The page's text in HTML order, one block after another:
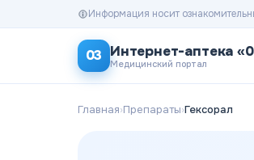
Информация носит
03 Интернет-аптека
Медицинский портал
Главная›Препараты›Гексорал